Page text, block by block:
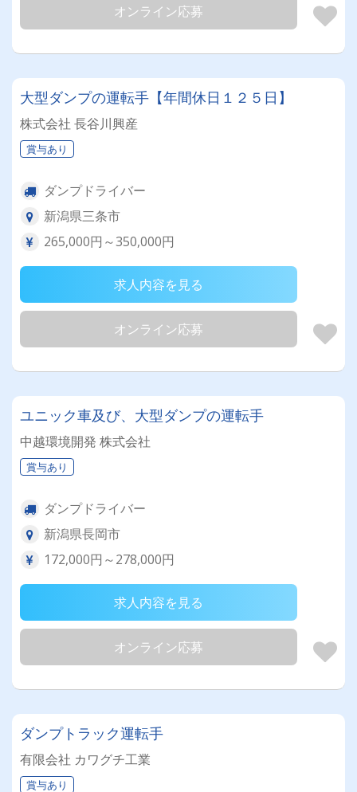
オンライン応募
大型ダンプの運転手【年間休日１２５日】
株式会社 長谷川興産
賞与あり
ダンプドライバー
新潟県三条市
265,000円～350,000円
求人内容を見る
オンライン応募
ユニック車及び、大型ダンプの運転手
中越環境開発 株式会社
賞与あり
ダンプドライバー
新潟県長岡市
172,000円～278,000円
求人内容を見る
オンライン応募
ダンプトラック運転手
有限会社 カワグチ工業
賞与あり